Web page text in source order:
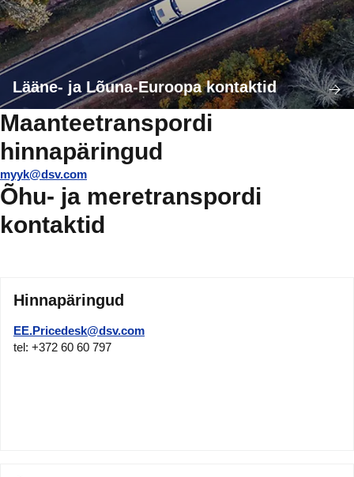
Lääne- ja Lõuna-Euroopa kontaktid
Maanteetranspordi
hinnapäringud
myyk@dsv.com
Õhu- ja meretranspordi
kontaktid
Hinnapäringud
EE.Pricedesk@dsv.com
tel: +372 60 60 797